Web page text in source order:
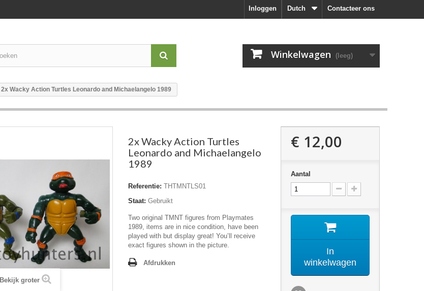
Contacteer ons
Dutch
Inloggen
Winkelwagen (leeg)
2x Wacky Action Turtles Leonardo and Michaelangelo 1989
Bekijk groter
2x Wacky Action Turtles
Leonardo and Michaelangelo
1989
Referentie: THTMNTLS01
Staat: Gebruikt
Two original TMNT figures from Playmates
1989, items are in nice condition, have been
played with but display great! You’ll receive
exact figures shown in the picture.
Afdrukken
€ 12,00
Aantal
In
winkelwagen